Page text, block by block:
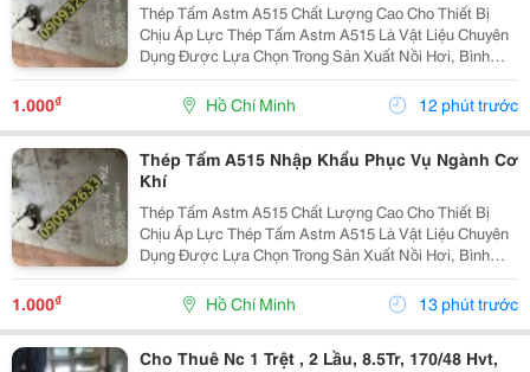
Thép Tấm Astm A515 Chất Lượng Cao Cho Thiết Bị
Chịu Áp Lực Thép Tấm Astm A515 Là Vật Liệu Chuyên
Dụng Được Lựa Chọn Trong Sản Xuất Nồi Hơi, Bình
Chịu Áp, Bồn Chứa Công Nghiệp Và Các Thiết Bị Làm
Việc Ở Nhiệt Độ Cao. Với Khả Năng Chịu Áp Lực Tốt,
1.000₫ Hồ Chí Minh 12 phút trước
Thép Tấm A515 Nhập Khẩu Phục Vụ Ngành Cơ
Khí
Thép Tấm Astm A515 Chất Lượng Cao Cho Thiết Bị
Chịu Áp Lực Thép Tấm Astm A515 Là Vật Liệu Chuyên
Dụng Được Lựa Chọn Trong Sản Xuất Nồi Hơi, Bình
Chịu Áp, Bồn Chứa Công Nghiệp Và Các Thiết Bị Làm
Việc Ở Nhiệt Độ Cao. Với Khả Năng Chịu Áp Lực Tốt,
1.000₫ Hồ Chí Minh 13 phút trước
Cho Thuê Nc 1 Trệt , 2 Lầu, 8.5Tr, 170/48 Hvt,